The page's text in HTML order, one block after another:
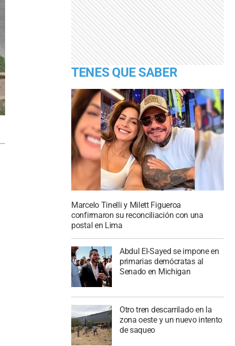
TENES QUE SABER
Marcelo Tinelli y Milett Figueroa
confirmaron su reconciliación con una
postal en Lima
Abdul El-Sayed se impone en
primarias demócratas al
Senado en Michigan
Otro tren descarrilado en la
zona oeste y un nuevo intento
de saqueo